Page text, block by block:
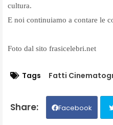
cultura.
E noi continuiamo a contare le
Foto dal sito frasicelebri.net
Tags Fatti
Facebook